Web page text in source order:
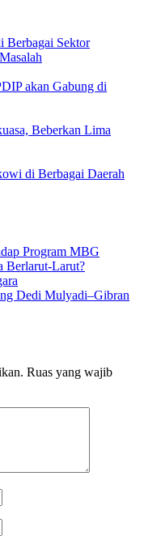
akan Gabung di
Beberkan Lima
di Berbagai Daerah
Program MBG
Berlarut-Larut?
Dedi Mulyadi–Gibran
Ruas yang wajib